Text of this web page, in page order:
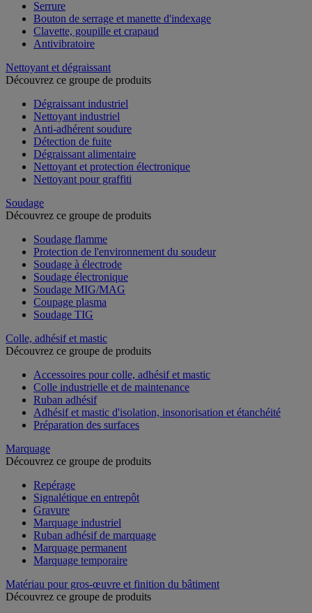
Serrure
Bouton de serrage et manette d'indexage
Clavette, goupille et crapaud
Antivibratoire
Nettoyant et dégraissant
Découvrez ce groupe de produits
Dégraissant industriel
Nettoyant industriel
Anti-adhérent soudure
Détection de fuite
Dégraissant alimentaire
Nettoyant et protection électronique
Nettoyant pour graffiti
Soudage
Découvrez ce groupe de produits
Soudage flamme
Protection de l'environnement du soudeur
Soudage à électrode
Soudage électronique
Soudage MIG/MAG
Coupage plasma
Soudage TIG
Colle, adhésif et mastic
Découvrez ce groupe de produits
Accessoires pour colle, adhésif et mastic
Colle industrielle et de maintenance
Ruban adhésif
Adhésif et mastic d'isolation, insonorisation et étanchéité
Préparation des surfaces
Marquage
Découvrez ce groupe de produits
Repérage
Signalétique en entrepôt
Gravure
Marquage industriel
Ruban adhésif de marquage
Marquage permanent
Marquage temporaire
Matériau pour gros-œuvre et finition du bâtiment
Découvrez ce groupe de produits